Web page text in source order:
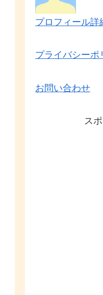
プロフィール詳
プライバシーポ
お問い合わせ
ス